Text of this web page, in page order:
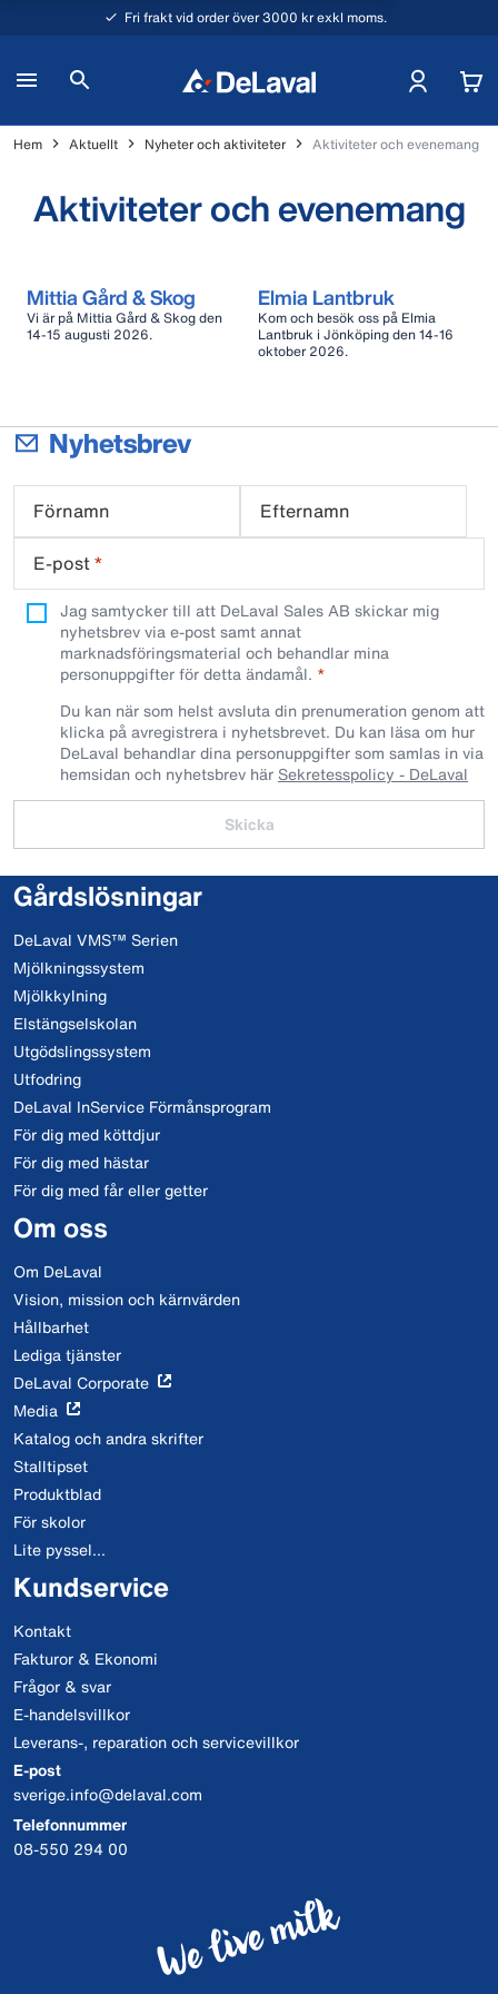
Fri frakt vid order över 3000 kr exkl moms.
Hem Aktuellt Nyheter och aktiviteter Aktiviteter och evenemang
Aktiviteter och evenemang
Mittia Gård & Skog
Vi är på Mittia Gård & Skog den
14-15 augusti 2026.
Elmia Lantbruk
Kom och besök oss på Elmia
Lantbruk i Jönköping den 14-16
oktober 2026.
Nyhetsbrev
Förnamn
Efternamn
E-post*
Jag samtycker till att DeLaval Sales AB skickar mig
nyhetsbrev via e-post samt annat
marknadsföringsmaterial och behandlar mina
personuppgifter för detta ändamål.
Du kan när som helst avsluta din prenumeration genom att
klicka på avregistrera i nyhetsbrevet. Du kan läsa om hur
DeLaval behandlar dina personuppgifter som samlas in via
hemsidan och nyhetsbrev här Sekretesspolicy - DeLaval
Skicka
Gårdslösningar
DeLaval VMS™ Serien
Mjölkningssystem
Mjölkkylning
Elstängselskolan
Utgödslingssystem
Utfodring
DeLaval InService Förmånsprogram
För dig med köttdjur
För dig med hästar
För dig med får eller getter
Om oss
Om DeLaval
Vision, mission och kärnvärden
Hållbarhet
Lediga tjänster
DeLaval Corporate
Media
Katalog och andra skrifter
Stalltipset
Produktblad
För skolor
Lite pyssel...
Kundservice
Kontakt
Fakturor & Ekonomi
Frågor & svar
E-handelsvillkor
Leverans-, reparation och servicevillkor
E-post
sverige.info@delaval.com
Telefonnummer
08-550 294 00